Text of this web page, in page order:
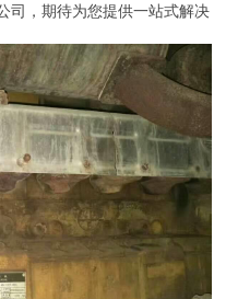
，期待为您提供一站式解决